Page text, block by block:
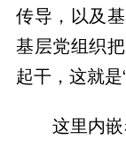
传导，以及
基层党组织
起干，这就是
这里内